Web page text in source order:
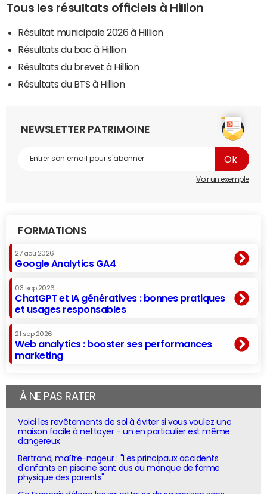
Tous les résultats officiels à Hillion
Résultat municipale 2026 à Hillion
Résultats du bac à Hillion
Résultats du brevet à Hillion
Résultats du BTS à Hillion
NEWSLETTER PATRIMOINE
Voir un exemple
FORMATIONS
27 aoû 2026
Google Analytics GA4
03 sep 2026
ChatGPT et IA génératives : bonnes pratiques
et usages responsables
21 sep 2026
Web analytics : booster ses performances
marketing
À NE PAS RATER
Voici les revêtements de sol à éviter si vous voulez une
maison facile à nettoyer - un en particulier est même
dangereux
Bertrand, maître-nageur : "Les principaux accidents
d'enfants en piscine sont dus au manque de forme
physique des parents"